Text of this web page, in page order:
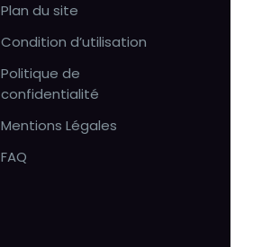
Plan du site
Condition d’utilisation
Politique de
confidentialité
Mentions Légales
FAQ